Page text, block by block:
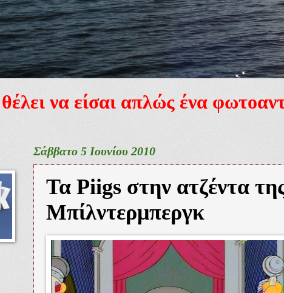
να είσαι απλώς ένα
Σάββατο 5 Ιουνίου 2010
Τα Piigs στην ατζέντα
Μπίλντερμπεργκ